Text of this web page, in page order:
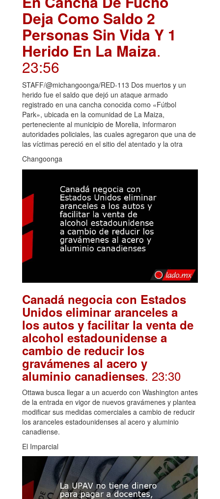
Deja Como Saldo 2
Personas Sin Vida Y 1
Herido En La Maiza.
23:56
STAFF/@michangoonga/RED-113 Dos muertos y un
herido fue el saldo que dejó un ataque armado
registrado en una cancha conocida como «Fútbol
Park», ubicada en la comunidad de La Maiza,
perteneciente al municipio de Morelia, informaron
autoridades policiales, las cuales agregaron que una de
las víctimas pereció en el sitio del atentado y la otra
Changoonga
Canadá negocia con Estados
Unidos eliminar aranceles a
los autos y facilitar la venta de
alcohol estadounidense a
cambio de reducir los
gravámenes al acero y
aluminio canadienses. 23:30
Ottawa busca llegar a un acuerdo con Washington antes
de la entrada en vigor de nuevos gravámenes y plantea
modificar sus medidas comerciales a cambio de reducir
los aranceles estadounidenses al acero y aluminio
canadiense.
El Imparcial